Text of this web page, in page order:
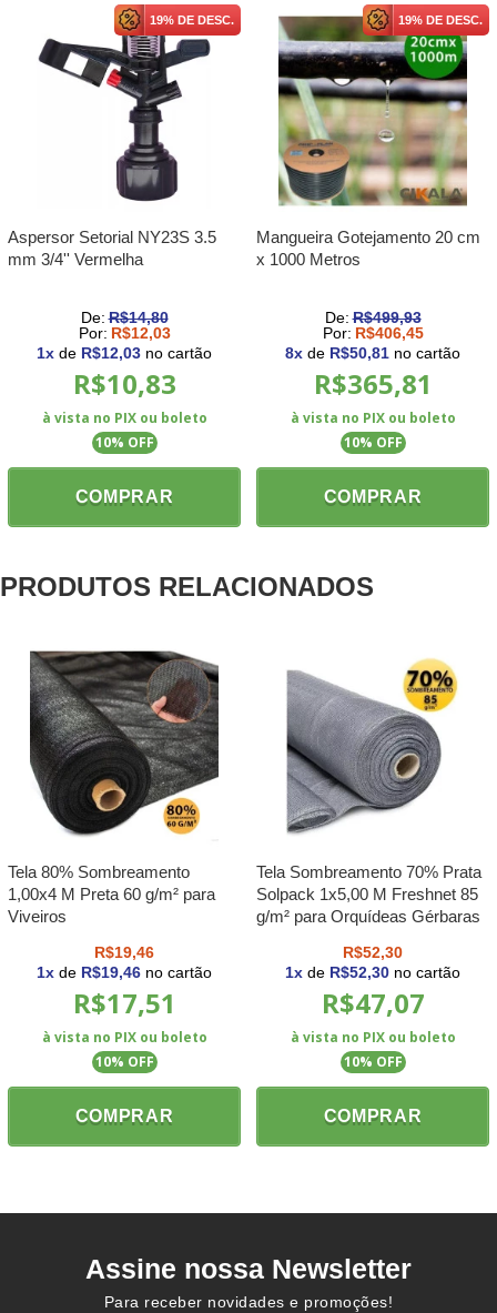
19% DE DESC.
Aspersor Setorial NY23S 3.5
mm 3/4'' Vermelha
De: R$14,80
Por: R$12,03
1x de R$12,03 no cartão
R$10,83
à vista no PIX ou boleto
10% OFF
COMPRAR
19% DE DESC.
Mangueira Gotejamento 20 cm
x 1000 Metros
De: R$499,93
Por: R$406,45
8x de R$50,81 no cartão
R$365,81
à vista no PIX ou boleto
10% OFF
COMPRAR
PRODUTOS RELACIONADOS
Tela 80% Sombreamento
1,00x4 M Preta 60 g/m² para
Viveiros
R$19,46
1x de R$19,46 no cartão
R$17,51
à vista no PIX ou boleto
10% OFF
COMPRAR
Tela Sombreamento 70% Prata
Solpack 1x5,00 M Freshnet 85
g/m² para Orquídeas Gérbaras
R$52,30
1x de R$52,30 no cartão
R$47,07
à vista no PIX ou boleto
10% OFF
COMPRAR
Assine nossa Newsletter
Para receber novidades e promoções!